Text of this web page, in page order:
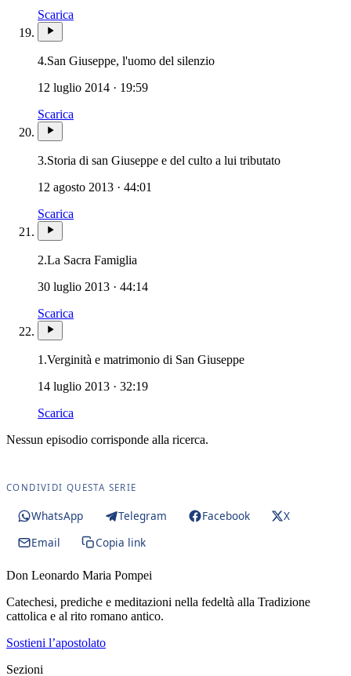
Scarica
4.San Giuseppe, l'uomo del silenzioPatriarca San Giuseppe ·
12 luglio 2014 · 19:59
Scarica
3.Storia di san Giuseppe e del culto a lui tributatoPatriarca San
12 agosto 2013 · 44:01
Scarica
2.La Sacra Famiglia
30 luglio 2013 · 44:14
Scarica
1.Verginità e matrimonio di San GiuseppePatriarca San
14 luglio 2013 · 32:19
Scarica
Nessun episodio corrisponde alla ricerca.
CONDIVIDI QUESTA SERIE
WhatsApp Telegram Facebook
X
Email
Copia link
Don Leonardo Maria Pompei
Catechesi, prediche e meditazioni nella fedeltà alla Tradizione
cattolica e al rito romano antico.
Sostieni l’apostolato
Sezioni